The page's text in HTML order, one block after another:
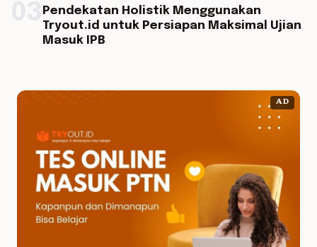
Pendekatan Holistik Menggunakan
Tryout.id untuk Persiapan Maksimal Ujian
Masuk IPB
AD